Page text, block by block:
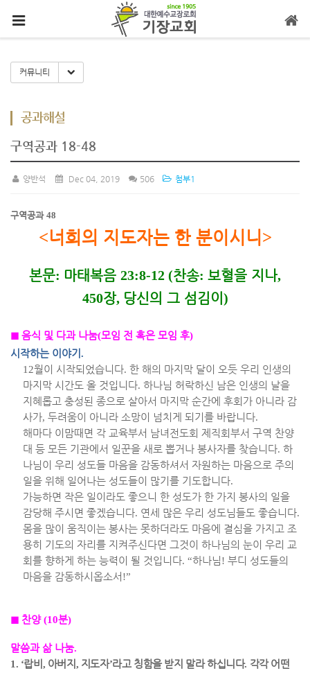
커뮤니티 Toggle Dropdown
공과해설
구역공과 18-48
양반석 Dec 04, 2019 506 첨부1
구역공과 48
<너희의 지도자는 한 분이시니 >
본문: 마태복음 23:8-12 (찬송: 보혈을 지나,
450장, 당신의 그 섬김이 )
◼ 음식 및 다과 나눔(모임 전 혹은 모임 후)
시작하는 이야기 .
12월이 시작되었습니다. 한 해의 마지막 달이 오듯 우리 인생의
마지막 시간도 올 것입니다. 하나님 허락하신 남은 인생의 날을
지혜롭고 충성된 종으로 살아서 마지막 순간에 후회가 아니라 감
사가, 두려움이 아니라 소망이 넘치게 되기를 바랍니다.
해마다 이맘때면 각 교육부서 남녀전도회 제직회부서 구역 찬양
대 등 모든 기관에서 일꾼을 새로 뽑거나 봉사자를 찾습니다. 하
나님이 우리 성도들 마음을 감동하셔서 자원하는 마음으로 주의
일을 위해 일어나는 성도들이 많기를 기도합니다.
가능하면 작은 일이라도 좋으니 한 성도가 한 가지 봉사의 일을
감당해 주시면 좋겠습니다. 연세 많은 우리 성도님들도 좋습니다.
몸을 많이 움직이는 봉사는 못하더라도 마음에 결심을 가지고 조
용히 기도의 자리를 지켜주신다면 그것이 하나님의 눈이 우리 교
회를 향하게 하는 능력이 될 것입니다. “하나님! 부디 성도들의
마음을 감동하시옵소서 !”
◼ 찬양(10분)
말씀과 삶 나눔.
1. ‘랍비 , 아버지 , 지도자’라고 칭함을 받지 말라 하십니다. 각각 어떤